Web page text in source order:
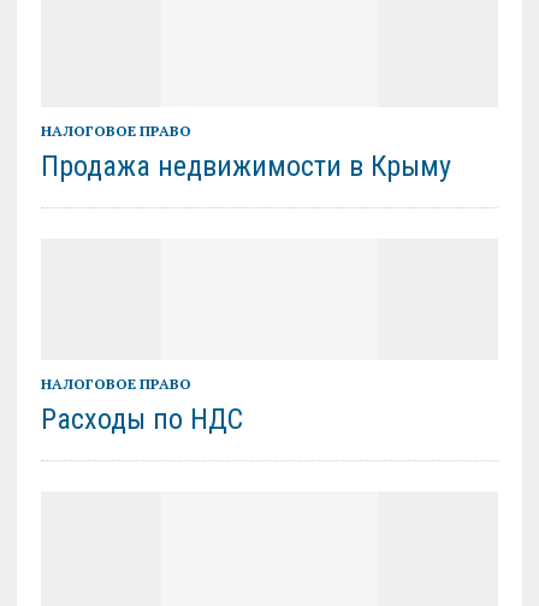
НАЛОГОВОЕ ПРАВО
Продажа недвижимости в Крыму
НАЛОГОВОЕ ПРАВО
Расходы по НДС